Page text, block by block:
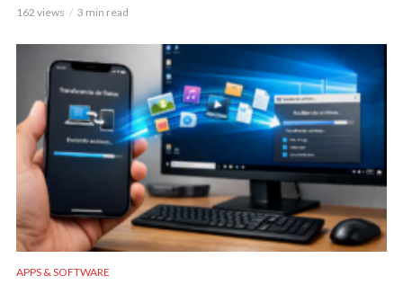
162 views 3 min read
APPS & SOFTWARE